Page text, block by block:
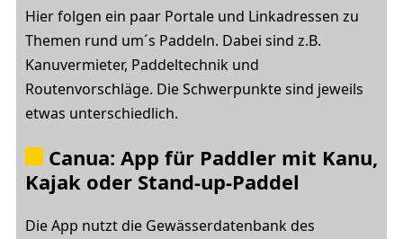
Hier folgen ein paar Portale und Linkadressen zu
Themen rund um´s Paddeln. Dabei sind z.B.
Kanuvermieter, Paddeltechnik und
Routenvorschläge. Die Schwerpunkte sind jeweils
etwas unterschiedlich.
Canua: App für Paddler mit Kanu,
Kajak oder Stand-up-Paddel
Die App nutzt die Gewässerdatenbank des